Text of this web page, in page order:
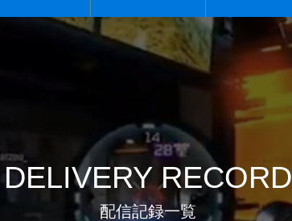
DELIVERY RECORD
配信記録一覧